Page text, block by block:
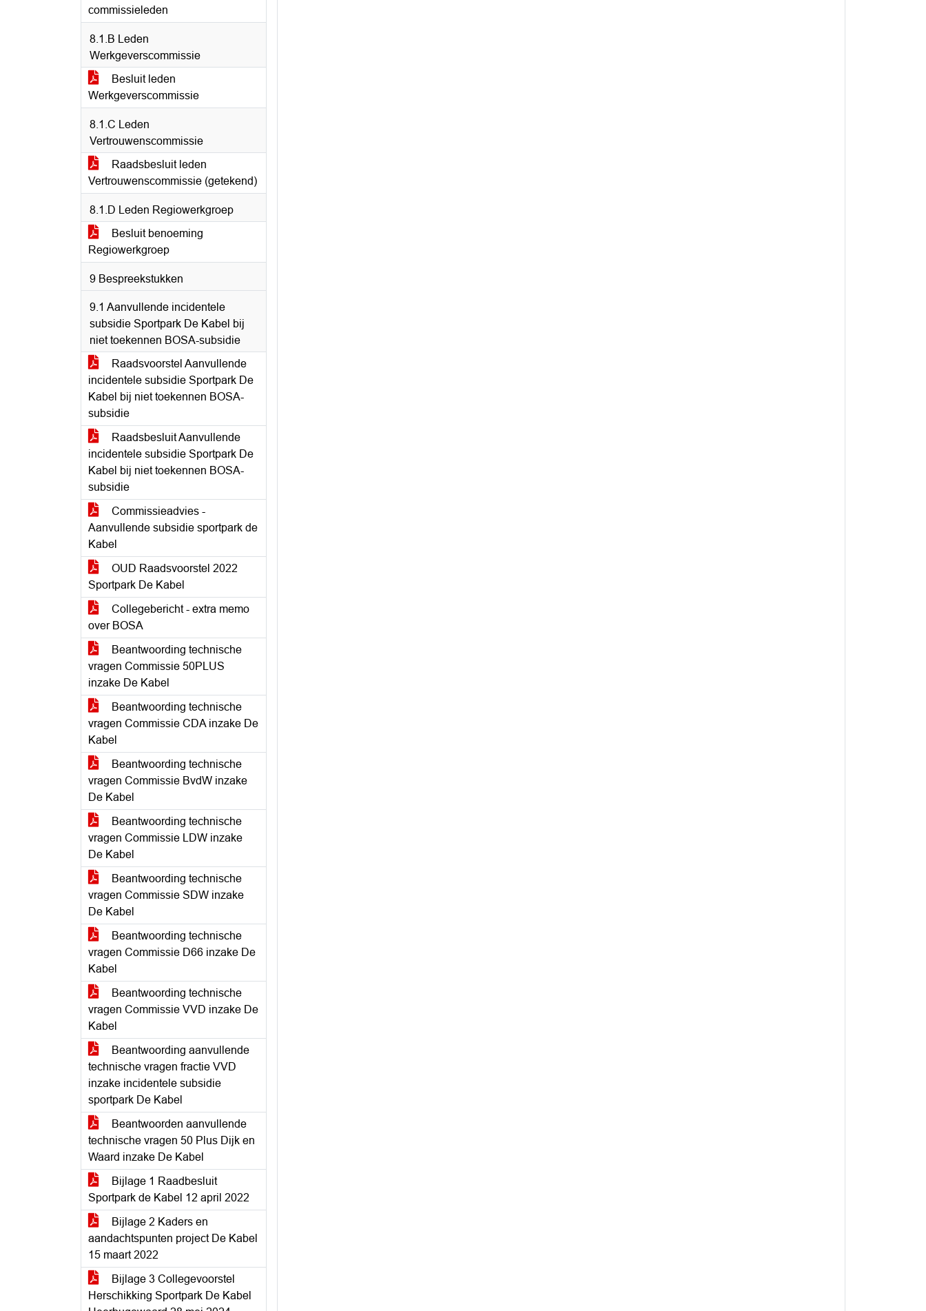
commissieleden
8.1.B Leden
Werkgeverscommissie
Besluit leden
Werkgeverscommissie
8.1.C Leden
Vertrouwenscommissie
Raadsbesluit leden
Vertrouwenscommissie (getekend)
8.1.D Leden Regiowerkgroep
Besluit benoeming
Regiowerkgroep
9 Bespreekstukken
9.1 Aanvullende incidentele
subsidie Sportpark De Kabel bij
niet toekennen BOSA-subsidie
Raadsvoorstel Aanvullende
incidentele subsidie Sportpark De
Kabel bij niet toekennen BOSA-
subsidie
Raadsbesluit Aanvullende
incidentele subsidie Sportpark De
Kabel bij niet toekennen BOSA-
subsidie
Commissieadvies -
Aanvullende subsidie sportpark de
Kabel
OUD Raadsvoorstel 2022
Sportpark De Kabel
Collegebericht - extra memo
over BOSA
Beantwoording technische
vragen Commissie 50PLUS
inzake De Kabel
Beantwoording technische
vragen Commissie CDA inzake De
Kabel
Beantwoording technische
vragen Commissie BvdW inzake
De Kabel
Beantwoording technische
vragen Commissie LDW inzake
De Kabel
Beantwoording technische
vragen Commissie SDW inzake
De Kabel
Beantwoording technische
vragen Commissie D66 inzake De
Kabel
Beantwoording technische
vragen Commissie VVD inzake De
Kabel
Beantwoording aanvullende
technische vragen fractie VVD
inzake incidentele subsidie
sportpark De Kabel
Beantwoorden aanvullende
technische vragen 50 Plus Dijk en
Waard inzake De Kabel
Bijlage 1 Raadbesluit
Sportpark de Kabel 12 april 2022
Bijlage 2 Kaders en
aandachtspunten project De Kabel
15 maart 2022
Bijlage 3 Collegevoorstel
Herschikking Sportpark De Kabel